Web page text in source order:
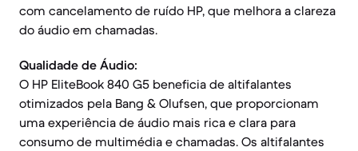
com cancelamento de ruído HP, que melhora a clareza
do áudio em chamadas.
Qualidade de Áudio:
O HP EliteBook 840 G5 beneficia de altifalantes
otimizados pela Bang & Olufsen, que proporcionam
uma experiência de áudio mais rica e clara para
consumo de multimédia e chamadas. Os altifalantes